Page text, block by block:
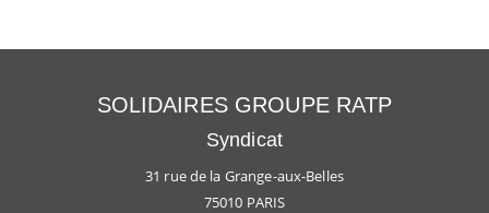
SOLIDAIRES GROUPE RATP
Syndicat
31 rue de la Grange-aux-Belles
75010 PARIS